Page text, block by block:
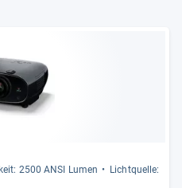
2500 ANSI Lumen
Licht­quelle: